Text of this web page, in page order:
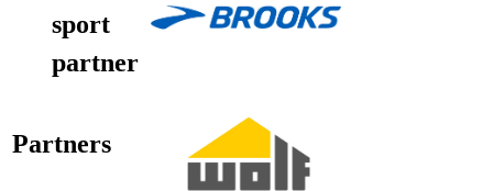
sport
partner
Partners